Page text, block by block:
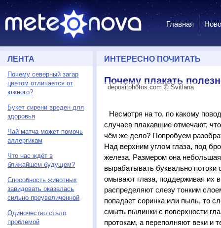
Главная
ЛЕНТА
Почему северный загар
цветом отличается от
южного?
Букет сирени вреден для
здоровья
Чай матча может помочь
аллергикам
Что нас ждёт в
ближайшем будущем?
Способность животных
завидовать оказалась
сильно преувеличенной
Одиночество стало
проблемой
ИНТЕРЕСНО ПОЧИТАТЬ
Почему плакать
depositphotos.com © Svitlana
Несмотря на то, по какому
случаев плакавшие отмечают,
чём же дело? Попробуем
Над верхним углом глаза, под
железа. Размером она
вырабатывать буквально
омывают глаза, поддерживая их
распределяют слезу тонким
попадает соринка или пыль, то
смыть пылинки с поверхности
протокам, а переполняют веки и